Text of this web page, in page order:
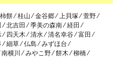
柿餅 ⁄桂山 ⁄金谷郷 ⁄上貝塚 ⁄萱野 ⁄
⁄北吉田 ⁄季美の森南 ⁄経田 ⁄
⁄ 四天木 ⁄清水 ⁄清名幸谷 ⁄富田 ⁄
⁄細草 ⁄仏島 ⁄みずほ台 ⁄
南横川 ⁄みやこ野 ⁄餅木 ⁄柳橋 ⁄